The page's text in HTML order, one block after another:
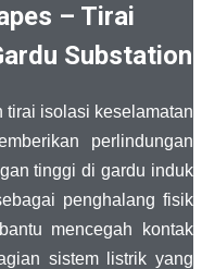
– Tirai
Substation
tirai isolasi keselamatan
perlindungan
tinggi di gardu induk
penghalang fisik
mencegah kontak
sistem listrik yang